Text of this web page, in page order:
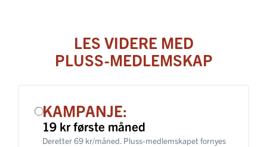
LES VIDERE MED
PLUSS-MEDLEMSKAP
KAMPANJE:
19 kr første måned
Deretter 69 kr/måned. Pluss-medlemskapet fornyes